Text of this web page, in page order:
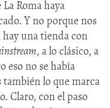
Roma haya
Y no porque nos
hay una tienda con
, a lo clásico, a
eso no se había
también lo que marca
Claro, con el paso